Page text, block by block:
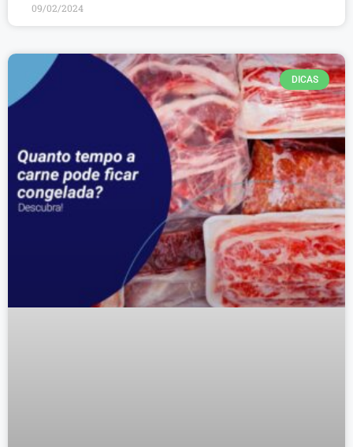
09/02/2024
DICAS